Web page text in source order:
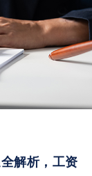
解析，工资